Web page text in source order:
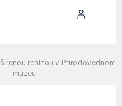
realitou v Prírodovednom
múzeu